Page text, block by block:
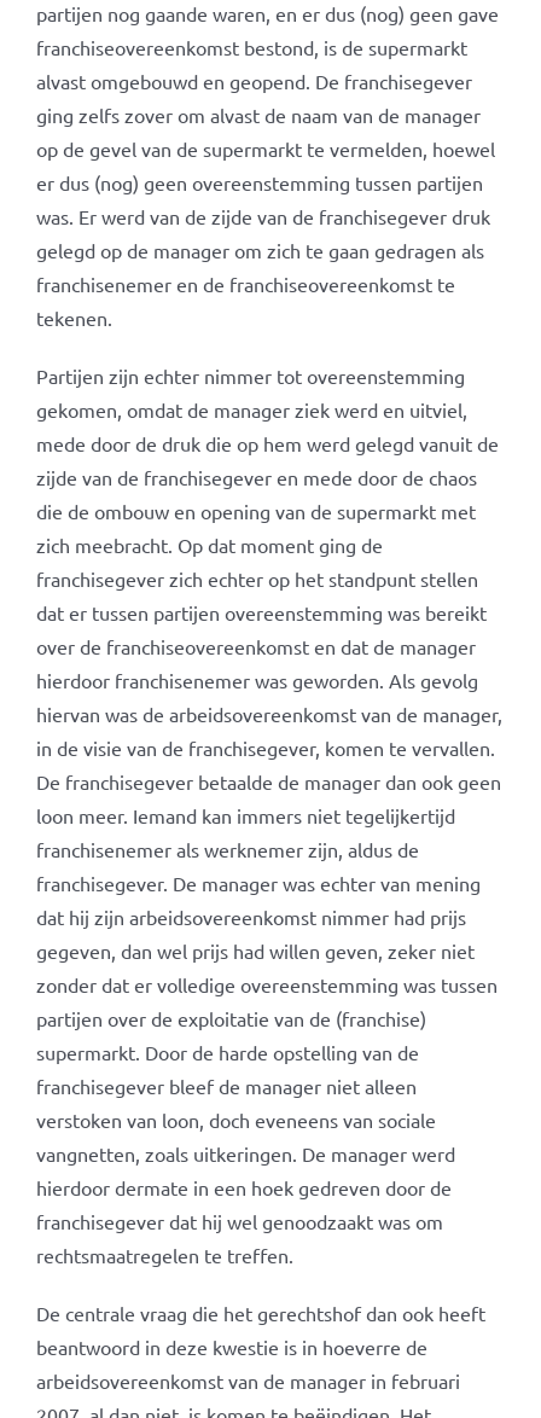
partijen nog gaande waren, en er dus (nog) geen gave
franchiseovereenkomst bestond, is de supermarkt
alvast omgebouwd en geopend. De franchisegever
ging zelfs zover om alvast de naam van de manager
op de gevel van de supermarkt te vermelden, hoewel
er dus (nog) geen overeenstemming tussen partijen
was. Er werd van de zijde van de franchisegever druk
gelegd op de manager om zich te gaan gedragen als
franchisenemer en de franchiseovereenkomst te
tekenen.
Partijen zijn echter nimmer tot overeenstemming
gekomen, omdat de manager ziek werd en uitviel,
mede door de druk die op hem werd gelegd vanuit de
zijde van de franchisegever en mede door de chaos
die de ombouw en opening van de supermarkt met
zich meebracht. Op dat moment ging de
franchisegever zich echter op het standpunt stellen
dat er tussen partijen overeenstemming was bereikt
over de franchiseovereenkomst en dat de manager
hierdoor franchisenemer was geworden. Als gevolg
hiervan was de arbeidsovereenkomst van de manager,
in de visie van de franchisegever, komen te vervallen.
De franchisegever betaalde de manager dan ook geen
loon meer. Iemand kan immers niet tegelijkertijd
franchisenemer als werknemer zijn, aldus de
franchisegever. De manager was echter van mening
dat hij zijn arbeidsovereenkomst nimmer had prijs
gegeven, dan wel prijs had willen geven, zeker niet
zonder dat er volledige overeenstemming was tussen
partijen over de exploitatie van de (franchise)
supermarkt. Door de harde opstelling van de
franchisegever bleef de manager niet alleen
verstoken van loon, doch eveneens van sociale
vangnetten, zoals uitkeringen. De manager werd
hierdoor dermate in een hoek gedreven door de
franchisegever dat hij wel genoodzaakt was om
rechtsmaatregelen te treffen.
De centrale vraag die het gerechtshof dan ook heeft
beantwoord in deze kwestie is in hoeverre de
arbeidsovereenkomst van de manager in februari